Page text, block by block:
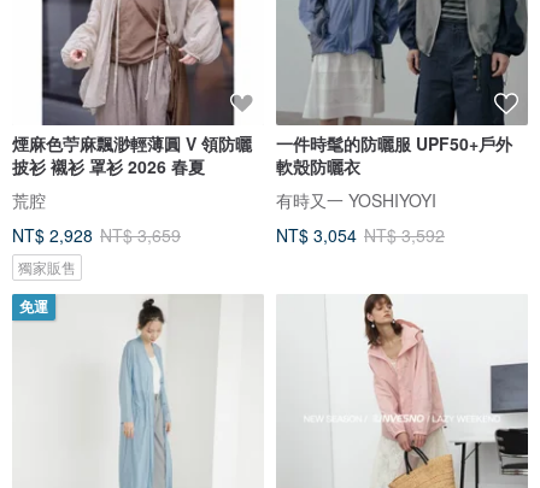
煙麻色苧麻飄渺輕薄圓 V 領防曬
披衫 襯衫 罩衫 2026 春夏
荒腔
NT$ 2,928 NT$ 3,659
獨家販售
一件時髦的防曬服 UPF50+戶外
軟殼防曬衣
有時又一 YOSHIYOYI
NT$ 3,054 NT$ 3,592
免運